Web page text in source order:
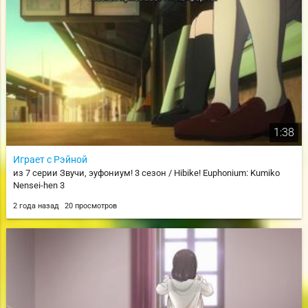
1:38
Играет с Рэйной
из 7 серии Звучи, эуфониум! 3 сезон / Hibike! Euphonium: Kumiko
Nensei-hen 3
2 года назад 20 просмотров